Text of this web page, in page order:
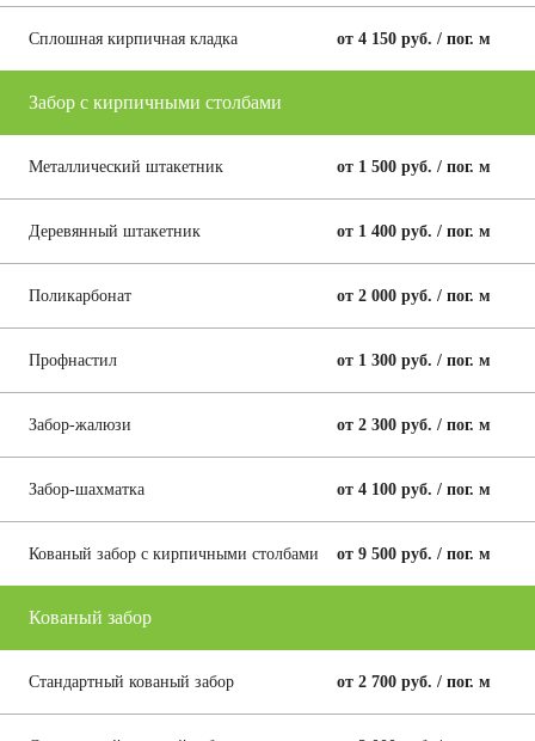
Сплошная кирпичная кладка от 4 150 руб. / пог. м
Забор с кирпичными столбами
Металлический штакетник от 1 500 руб. / пог. м
Деревянный штакетник от 1 400 руб. / пог. м
Поликарбонат от 2 000 руб. / пог. м
Профнастил от 1 300 руб. / пог. м
Забор-жалюзи от 2 300 руб. / пог. м
Забор-шахматка от 4 100 руб. / пог. м
Кованый забор с кирпичными столбами от 9 500 руб. / пог. м
Кованый забор
Стандартный кованый забор от 2 700 руб. / пог. м